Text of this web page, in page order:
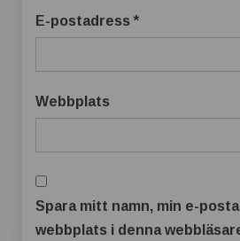
E-postadress *
Webbplats
Spara mitt namn, min e-
webbplats i denna